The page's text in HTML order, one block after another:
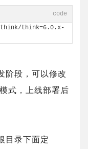
code
think=6.0.x-
阶段，可以修改
式，上线部署后
目录下面定